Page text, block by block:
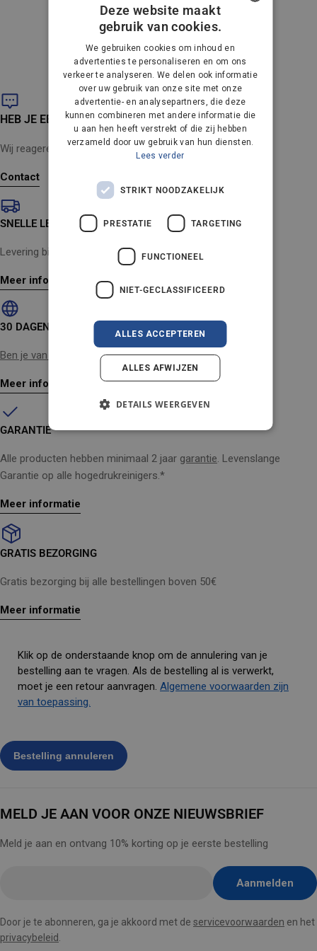
Unable to load recommendations
HEB JE EEN VRAAG?
Wij reageren binnen 24 uur (maandag tot en met vrijdag).
Contact
SNELLE LEVERING
Levering binnen 2-4 werkdagen
Meer informatie
30 DAGEN GELD-TERUG-GARANTIE
Ben je van gedachten veranderd?Geen probleem
Meer informatie
GARANTIE
Alle producten hebben minimaal 2 jaar garantie. Levenslange
Garantie op alle hogedrukreinigers.*
Meer informatie
GRATIS BEZORGING
Gratis bezorging bij alle bestellingen boven 50€
Meer informatie
Klik op de onderstaande knop om de annulering van je
bestelling aan te vragen. Als de bestelling al is verwerkt,
moet je een retour aanvragen. Algemene voorwaarden zijn
van toepassing.
MELD JE AAN VOOR ONZE NIEUWSBRIEF
Meld je aan en ontvang 10% korting op je eerste bestelling
invoegen
Aanmelden
Door je te abonneren, ga je akkoord met de servicevoorwaarden en het
privacybeleid
DANISH
DUTCH
FRENCH
FINNISH
SWEDISH
IT
Deze website maakt
gebruik van cookies.
We gebruiken cookies om inhoud en
advertenties te personaliseren en om ons
verkeer te analyseren. We delen ook informatie
over uw gebruik van onze site met onze
advertentie- en analysepartners, die deze
kunnen combineren met andere informatie die
u aan hen heeft verstrekt of die zij hebben
verzameld door uw gebruik van hun diensten.
Lees verder
STRIKT NOODZAKELIJK
PRESTATIE TARGETING
FUNCTIONEEL
NIET-GECLASSIFICEERD
ALLES ACCEPTEREN
ALLES AFWIJZEN
DETAILS WEERGEVEN